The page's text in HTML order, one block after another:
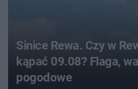
Sinice Rewa. Czy w
kąpać 09.08? Flaga,
pogodowe